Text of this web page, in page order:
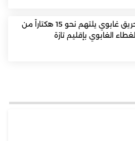
حريق غابوي يلتهم نحو 15 هكتاراً من
الغطاء الغابوي بإقليم تازة